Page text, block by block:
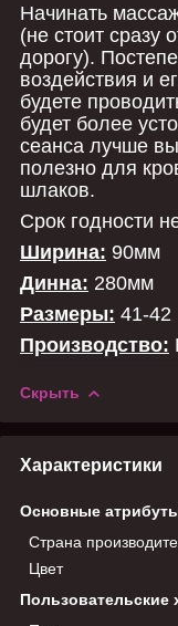
Начинать
(не стоит сразу
дорогу).
воздействия и
будете
будет более
сеанса лучше
полезно для
шлаков.
Срок годности
Ширина: 90мм
Динна: 280мм
Размеры: 41-42
Производство:
Скрыть
Характеристики
Основные
Страна
Цвет
Пользовательские